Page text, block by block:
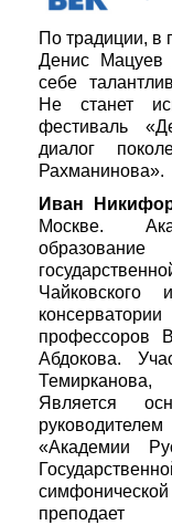
По традиции, в
Денис Мацуев
себе
Не станет
фестиваль
диалог
Рахманинова».
Иван
Москве.
Чайковского
профессоров
Абдокова.
Является
«Академии
преподает